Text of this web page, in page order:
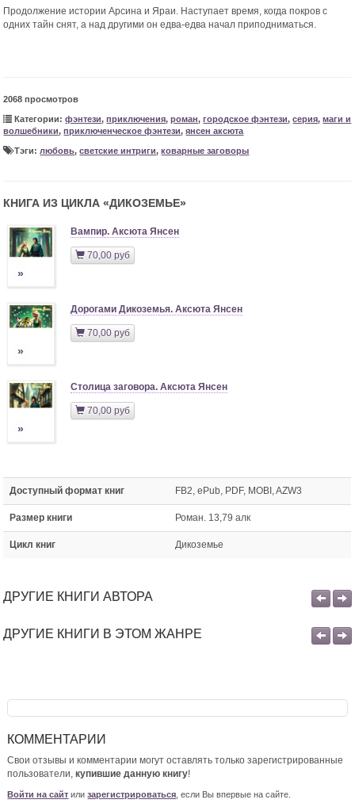
Продолжение истории Арсина и Яраи. Наступает время, когда покров с
одних тайн снят, а над другими он едва-едва начал приподниматься.
2068 просмотров
Категории:фэнтези,приключения,роман,городское фэнтези,серия,маги и
волшебники,приключенческое фэнтези,янсен аксюта
Тэги: любовь,светские интриги,коварные заговоры
КНИГА ИЗ ЦИКЛА «ДИКОЗЕМЬЕ»
»
Вампир. Аксюта Янсен
70,00 руб
»
Дорогами Дикоземья. Аксюта Янсен
70,00 руб
»
Столица заговора. Аксюта Янсен
70,00 руб
Доступный формат книг FB2, ePub, PDF, MOBI, AZW3
Размер книги Роман. 13,79 алк
Цикл книг Дикоземье
ДРУГИЕ КНИГИ АВТОРА
ДРУГИЕ КНИГИ В ЭТОМ ЖАНРЕ
КОММЕНТАРИИ
Свои отзывы и комментарии могут оставлять только зарегистрированные
пользователи,купившие данную книгу!
Войти на сайт илизарегистрироваться , если Вы впервые на сайте.